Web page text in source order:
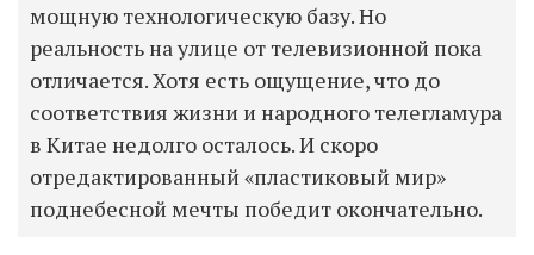
мощную технологическую базу. Но
реальность на улице от телевизионной пока
отличается. Хотя есть ощущение, что до
соответствия жизни и народного телегламура
в Китае недолго осталось. И скоро
отредактированный «пластиковый мир»
поднебесной мечты победит окончательно.